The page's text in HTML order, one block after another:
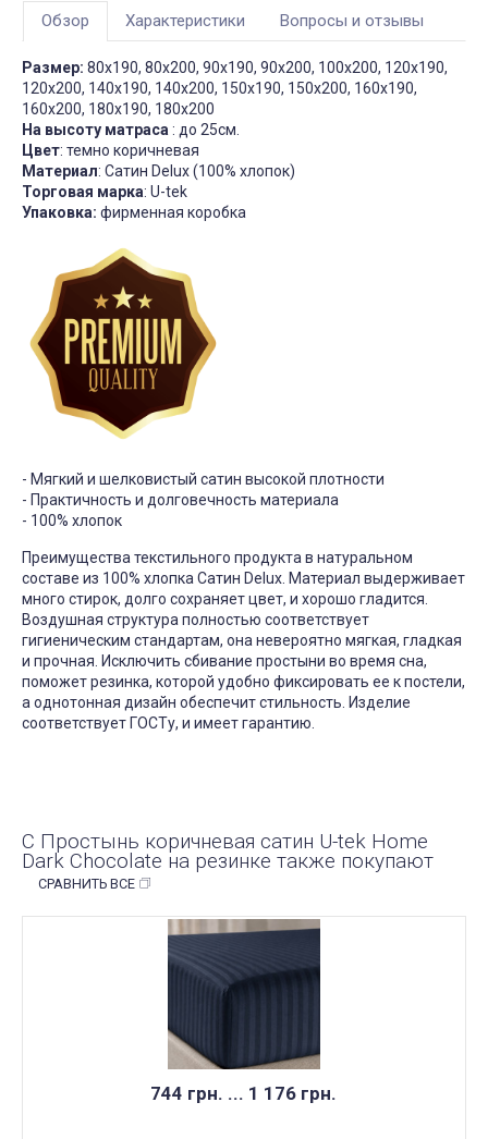
Обзор Характеристики Вопросы и отзывы
Размер: 80х190, 80х200, 90х190, 90х200, 100х200, 120х190,
120х200, 140х190, 140х200, 150х190, 150х200, 160х190,
160х200, 180х190, 180х200
На высоту матраса: до 25см.
Цвет: темно коричневая
Материал: Сатин Delux (100% хлопок)
Торговая марка: U-tek
Упаковка: фирменная коробка
- Мягкий и шелковистый сатин высокой плотности
- Практичность и долговечность материала
- 100% хлопок
Преимущества текстильного продукта в натуральном
составе из 100% хлопка Сатин Delux. Материал выдерживает
много стирок, долго сохраняет цвет, и хорошо гладится.
Воздушная структура полностью соответствует
гигиеническим стандартам, она невероятно мягкая, гладкая
и прочная. Исключить сбивание простыни во время сна,
поможет резинка, которой удобно фиксировать ее к постели,
а однотонная дизайн обеспечит стильность. Изделие
соответствует ГОСТу, и имеет гарантию.
С Простынь коричневая сатин U-tek Home
Dark Chocolate на резинке также покупают
СРАВНИТЬ ВСЕ
744 грн. ... 1 176 грн.